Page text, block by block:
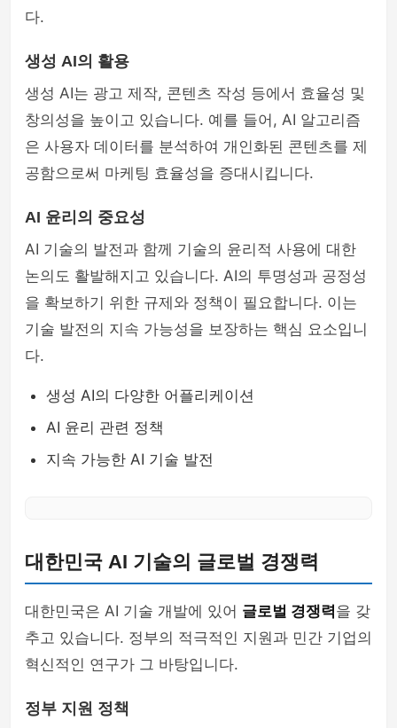
다.
생성 AI의 활용
생성 AI는 광고 제작, 콘텐츠 작성 등에서 효율성 및
창의성을 높이고 있습니다. 예를 들어, AI 알고리즘
은 사용자 데이터를 분석하여 개인화된 콘텐츠를 제
공함으로써 마케팅 효율성을 증대시킵니다.
AI 윤리의 중요성
AI 기술의 발전과 함께 기술의 윤리적 사용에 대한
논의도 활발해지고 있습니다. AI의 투명성과 공정성
을 확보하기 위한 규제와 정책이 필요합니다. 이는
기술 발전의 지속 가능성을 보장하는 핵심 요소입니
다.
생성 AI의 다양한 어플리케이션
AI 윤리 관련 정책
지속 가능한 AI 기술 발전
대한민국 AI 기술의 글로벌 경쟁력
대한민국은 AI 기술 개발에 있어 글로벌 경쟁력을 갖
추고 있습니다. 정부의 적극적인 지원과 민간 기업의
혁신적인 연구가 그 바탕입니다.
정부 지원 정책